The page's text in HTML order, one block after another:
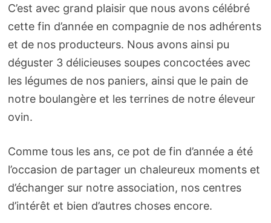
C’est avec grand plaisir que nous avons célébré
cette fin d’année en compagnie de nos adhérents
et de nos producteurs. Nous avons ainsi pu
déguster 3 délicieuses soupes concoctées avec
les légumes de nos paniers, ainsi que le pain de
notre boulangère et les terrines de notre éleveur
ovin.
Comme tous les ans, ce pot de fin d’année a été
l’occasion de partager un chaleureux moments et
d’échanger sur notre association, nos centres
d’intérêt et bien d’autres choses encore.